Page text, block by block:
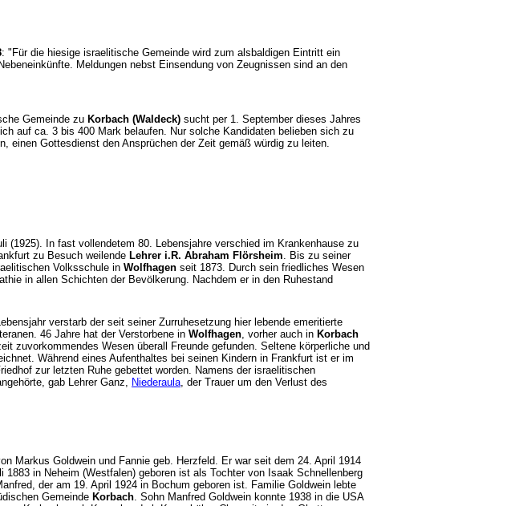
: "Für die hiesige israelitische Gemeinde wird zum alsbaldigen Eintritt ein
Meldungen nebst Einsendung von Zeugnissen sind an den
Gemeinde zu Korbach (Waldeck) sucht per 1. September dieses Jahres
auf ca. 3 bis 400 Mark belaufen. Nur solche Kandidaten belieben sich zu
einen Gottesdienst den Ansprüchen der Zeit gemäß würdig zu leiten.
(1925). In fast vollendetem 80. Lebensjahre verschied im Krankenhause zu
zu Besuch weilende Lehrer i.R. Abraham Flörsheim. Bis zu seiner
Volksschule in Wolfhagen seit 1873. Durch sein friedliches Wesen
in allen Schichten der Bevölkerung. Nachdem er in den Ruhestand
verstarb der seit seiner Zurruhesetzung hier lebende emeritierte
46 Jahre hat der Verstorbene in Wolfhagen, vorher auch in Korbach
zuvorkommendes Wesen überall Freunde gefunden. Seltene körperliche und
Während eines Aufenthaltes bei seinen Kindern in Frankfurt ist er im
zur letzten Ruhe gebettet worden. Namens der israelitischen
gab Lehrer Ganz, Niederaula, der Trauer um den Verlust des
Markus Goldwein und Fannie geb. Herzfeld. Er war seit dem 24. April 1914
1883 in Neheim (Westfalen) geboren ist als Tochter von Isaak Schnellenberg
der am 19. April 1924 in Bochum geboren ist. Familie Goldwein lebte
Gemeinde Korbach. Sohn Manfred Goldwein konnte 1938 in die USA